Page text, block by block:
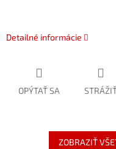
Detailné informácie
OPÝTAŤ SA
ZOBRAZIŤ